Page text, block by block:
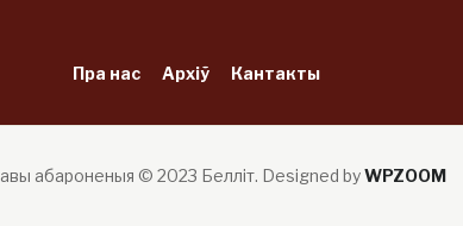
Пра нас Архіў Кантакты
абароненыя © 2023 Белліт. Designed byWPZOOM